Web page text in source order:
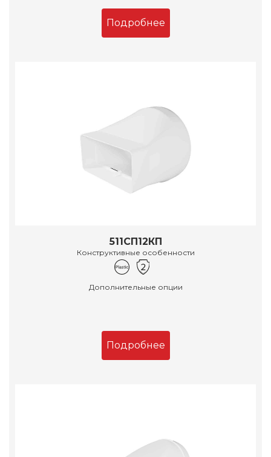
Подробнее
511СП12КП
Конструктивные особенности
Дополнительные опции
Подробнее